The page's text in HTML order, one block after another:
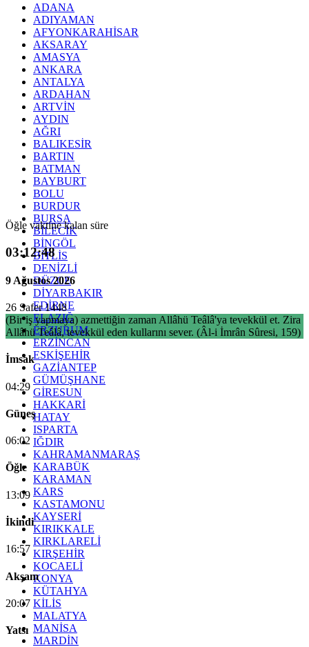
ADANA
ADIYAMAN
AFYONKARAHİSAR
AKSARAY
AMASYA
ANKARA
ANTALYA
ARDAHAN
ARTVİN
AYDIN
AĞRI
BALIKESİR
BARTIN
BATMAN
BAYBURT
BOLU
BURDUR
BURSA
BİLECİK
BİNGÖL
BİTLİS
DENİZLİ
DÜZCE
DİYARBAKIR
EDİRNE
ELAZIĞ
ERZURUM
ERZİNCAN
ESKİŞEHİR
GAZİANTEP
GÜMÜŞHANE
GİRESUN
HAKKARİ
HATAY
ISPARTA
IĞDIR
KAHRAMANMARAŞ
KARABÜK
KARAMAN
KARS
KASTAMONU
KAYSERİ
KIRIKKALE
KIRKLARELİ
KIRŞEHİR
KOCAELİ
KONYA
KÜTAHYA
KİLİS
MALATYA
MANİSA
MARDİN
Öğle vaktine kalan süre
03:12:48
9 Ağustos 2026
26 Safer 1448
(Bir iş yapmaya) azmettiğin zaman Allâhü Teâlâ'ya tevekkül et. Zira
Allâhü Teâlâ, tevekkül eden kullarını sever. (Âl-i İmrân Sûresi, 159)
İmsak
04:29
Güneş
06:02
Öğle
13:09
İkindi
16:57
Akşam
20:07
Yatsı